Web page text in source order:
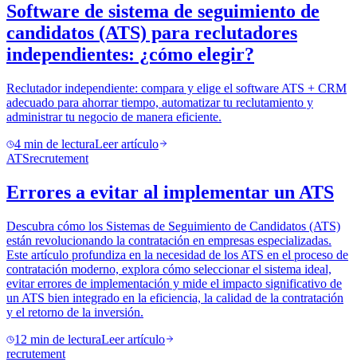
Software de sistema de seguimiento de
candidatos (ATS) para reclutadores
independientes: ¿cómo elegir?
Reclutador independiente: compara y elige el software ATS + CRM
adecuado para ahorrar tiempo, automatizar tu reclutamiento y
administrar tu negocio de manera eficiente.
4 min de lecturaLeer artículo
ATSrecrutement
Errores a evitar al implementar un ATS
Descubra cómo los Sistemas de Seguimiento de Candidatos (ATS)
están revolucionando la contratación en empresas especializadas.
Este artículo profundiza en la necesidad de los ATS en el proceso de
contratación moderno, explora cómo seleccionar el sistema ideal,
evitar errores de implementación y mide el impacto significativo de
un ATS bien integrado en la eficiencia, la calidad de la contratación
y el retorno de la inversión.
12 min de lecturaLeer artículo
recrutement